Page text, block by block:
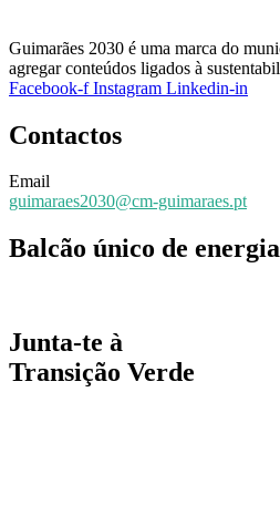
Guimarães 2030 é uma marca do
agregar conteúdos ligados à
Facebook-f Instagram Linkedin-in
Contactos
Email
guimaraes2030@cm-guimaraes.pt
Balcão único de energia
Junta-te à
Transição Verde